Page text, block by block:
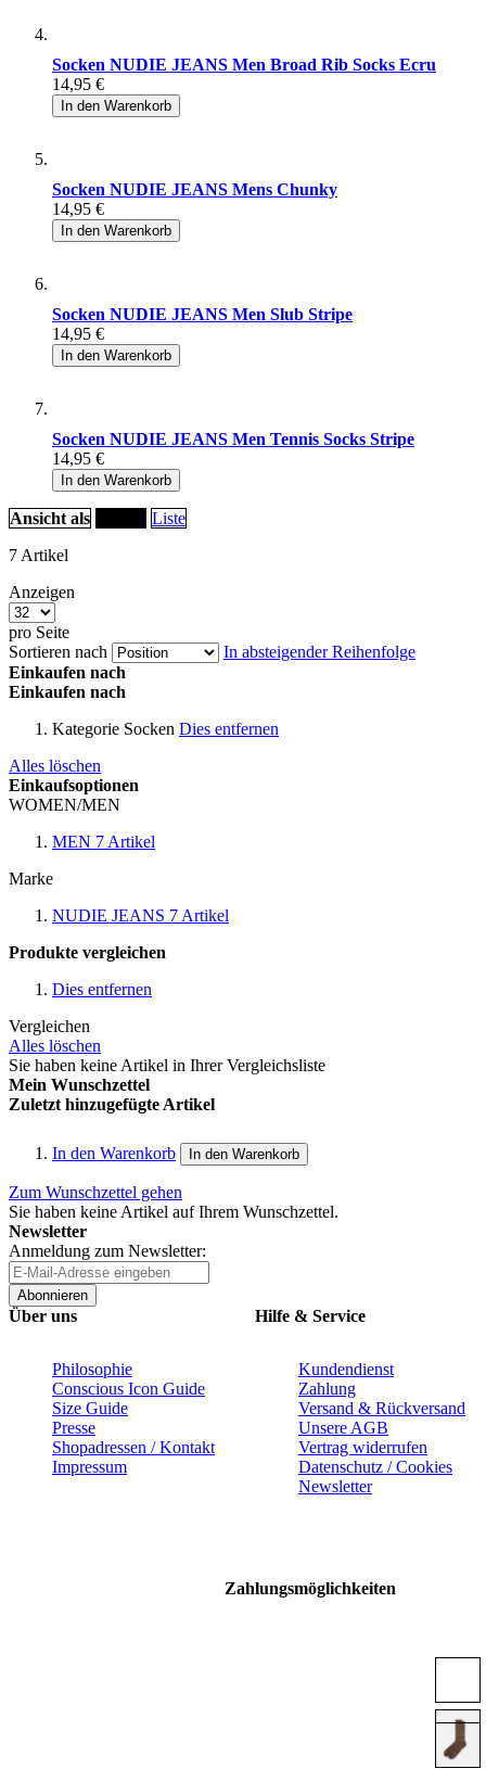
Socken NUDIE JEANS Men Broad Rib Socks Ecru
14,95 €
In den Warenkorb
Socken NUDIE JEANS Mens Chunky
14,95 €
In den Warenkorb
Socken NUDIE JEANS Men Slub Stripe
14,95 €
In den Warenkorb
Socken NUDIE JEANS Men Tennis Socks Stripe
14,95 €
In den Warenkorb
Ansicht als
Liste
7 Artikel
Anzeigen
pro Seite
Sortieren nach
In absteigender Reihenfolge
Einkaufen nach
Einkaufen nach
Kategorie Socken Dies entfernen
Alles löschen
Einkaufsoptionen
WOMEN/MEN
MEN 7 Artikel
Marke
NUDIE JEANS 7 Artikel
Produkte vergleichen
Dies entfernen
Vergleichen
Alles löschen
Sie haben keine Artikel in Ihrer Vergleichsliste
Mein Wunschzettel
Zuletzt hinzugefügte Artikel
In den Warenkorb In den Warenkorb
Zum Wunschzettel gehen
Sie haben keine Artikel auf Ihrem Wunschzettel.
Newsletter
Anmeldung zum Newsletter:
Abonnieren
Über uns
Philosophie
Conscious Icon Guide
Size Guide
Presse
Shopadressen / Kontakt
Impressum
Hilfe & Service
Kundendienst
Zahlung
Versand & Rückversand
Unsere AGB
Vertrag widerrufen
Datenschutz / Cookies
Newsletter
Zahlungsmöglichkeiten